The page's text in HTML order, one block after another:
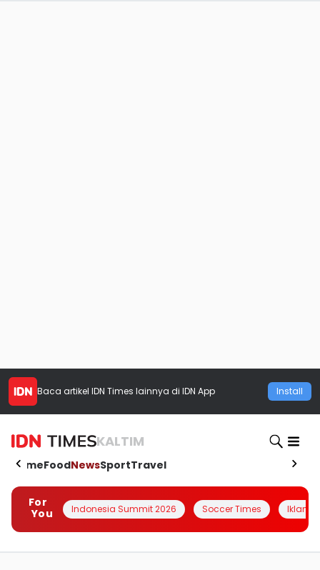
Baca artikel IDN Times lainnya di IDN App Install
KALTIM
HomeFoodNewsSportTravel
For
You
Indonesia Summit 2026 Soccer Times Iklanin